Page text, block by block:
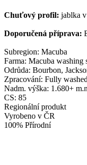
Chuťový profil: jablka
Doporučená příprava:
Subregion: Macuba
Farma: Macuba washing
Odrůda: Bourbon,
Zpracování: Fully
Nadm. výška: 1.680+
CS: 85
Regionální produkt
Vyrobeno v ČR
100% Přírodní